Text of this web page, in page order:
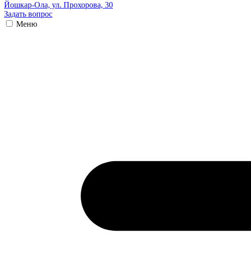
Йошкар-Ола, ул. Прохорова, 30
Задать вопрос
Меню